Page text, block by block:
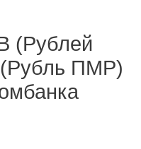
(Рублей
(Рубль ПМР)